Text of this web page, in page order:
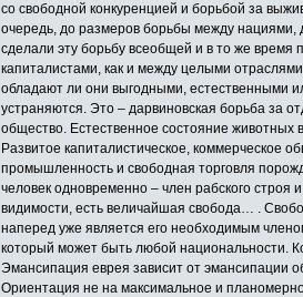
со свободной конкуренцией и борьбой за
очередь, до размеров борьбы между нациями,
сделали эту борьбу всеобщей и в то же
капиталистами, как и между целыми
обладают ли они выгодными, естественными
устраняются. Это – дарвиновская борьба за
общество. Естественное состояние животных
Развитое капиталистическое, коммерческое
промышленность и свободная торговля
человек одновременно – член рабского строя
видимости, есть величайшая свобода… .
наперед уже является его необходимым
который может быть любой национальности.
Эмансипация еврея зависит от эмансипации
Ориентация не на максимальное и